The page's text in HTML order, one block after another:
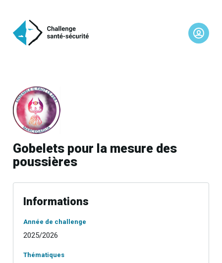
Gobelets pour la mesure des
poussières
Informations
Année de challenge
2025/2026
Thématiques